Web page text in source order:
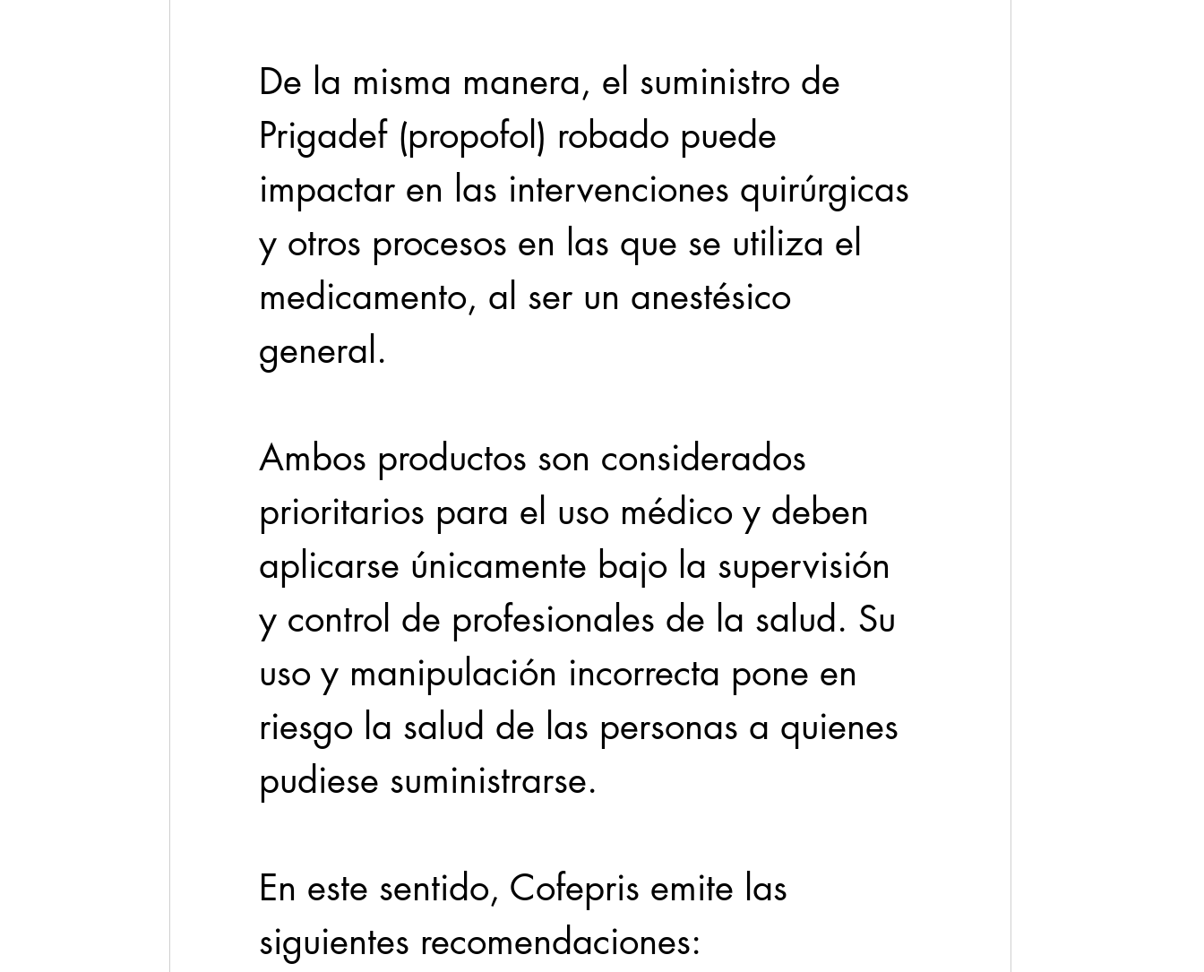
De la misma manera, el suministro de
Prigadef (propofol) robado puede
impactar en las intervenciones quirúrgicas
y otros procesos en las que se utiliza el
medicamento, al ser un anestésico
general.
Ambos productos son considerados
prioritarios para el uso médico y deben
aplicarse únicamente bajo la supervisión
y control de profesionales de la salud. Su
uso y manipulación incorrecta pone en
riesgo la salud de las personas a quienes
pudiese suministrarse.
En este sentido, Cofepris emite las
siguientes recomendaciones: